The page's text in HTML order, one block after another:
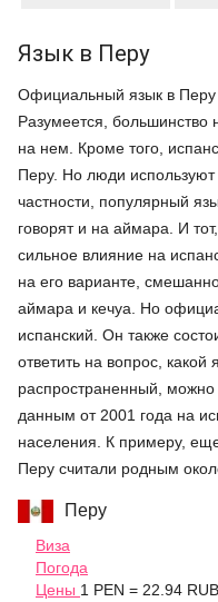
Язык в Перу
Официальный язык в Перу
Разумеется, большинство
на нем. Кроме того,
Перу. Но люди
частности, популярный
говорят и на аймара. И
сильное влияние на
на его варианте,
аймара и кечуа. Но
испанский. Он также
ответить на вопрос,
распространенный,
данным от 2001 года на
населения. К примеру,
Перу считали родным
Перу
Виза
Погода
Цены 1 PEN = 22.94 RUB